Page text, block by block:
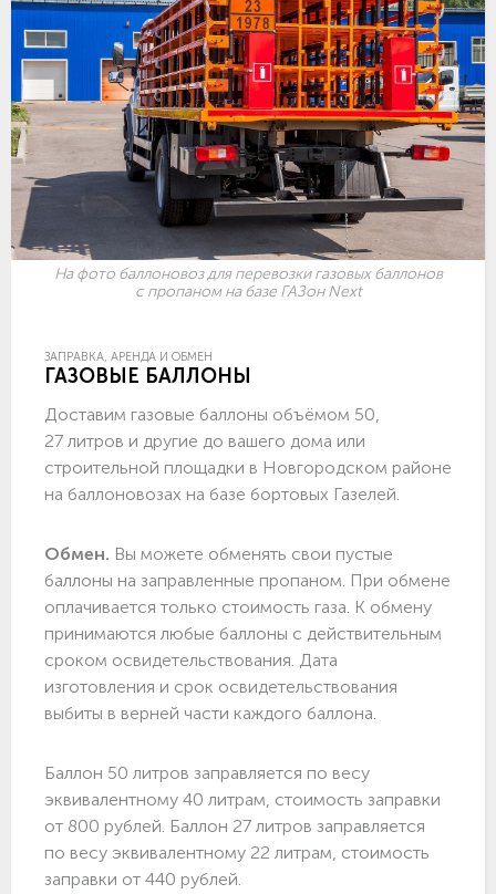
На фото баллоновоз для перевозки газовых баллонов
с пропаном на базе ГАЗон Next
ЗАПРАВКА, АРЕНДА И ОБМЕН
ГАЗОВЫЕ БАЛЛОНЫ
Доставим газовые баллоны объёмом 50,
27 литров и другие до вашего дома или
строительной площадки в Новгородском районе
на баллоновозах на базе бортовых Газелей.
Обмен. Вы можете обменять свои пустые
баллоны на заправленные пропаном. При обмене
оплачивается только стоимость газа. К обмену
принимаются любые баллоны с действительным
сроком освидетельствования. Дата
изготовления и срок освидетельствования
выбиты в верней части каждого баллона.
Баллон 50 литров заправляется по весу
эквивалентному 40 литрам, стоимость заправки
от 800 рублей. Баллон 27 литров заправляется
по весу эквивалентному 22 литрам, стоимость
заправки от 440 рублей.